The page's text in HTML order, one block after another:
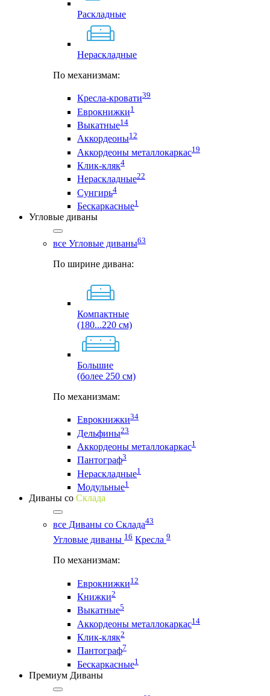
Раскладные
Нераскладные
По механизмам:
Кресла-кровати39
Еврокнижки1
Выкатные14
Аккордеоны12
Аккордеоны металлокаркас19
Клик-кляк4
Нераскладные22
Сунгирь4
Бескаркасные1
Угловые диваны
все Угловые диваны63
По ширине дивана:
Компактные
(180...220 см)
Большие
(более 250 см)
По механизмам:
Еврокнижки34
Дельфины23
Аккордеоны металлокаркас1
Пантограф3
Нераскладные1
Модульные1
Диваны со Склада
все Диваны со Склада43
Угловые диваны 16 Кресла 9
По механизмам:
Еврокнижки12
Книжки2
Выкатные5
Аккордеоны металлокаркас14
Клик-кляк2
Пантограф7
Бескаркасные1
Премиум Диваны